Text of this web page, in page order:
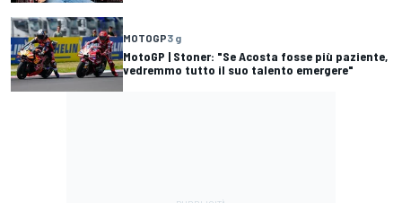
MOTOGP3 g
MotoGP | Stoner: "Se Acosta fosse più paziente,
vedremmo tutto il suo talento emergere"